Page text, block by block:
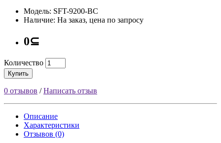
Модель: SFT-9200-BC
Наличие: На заказ, цена по запросу
0⊆
Количество
Купить
0 отзывов /Написать отзыв
Описание
Характеристики
Отзывов (0)